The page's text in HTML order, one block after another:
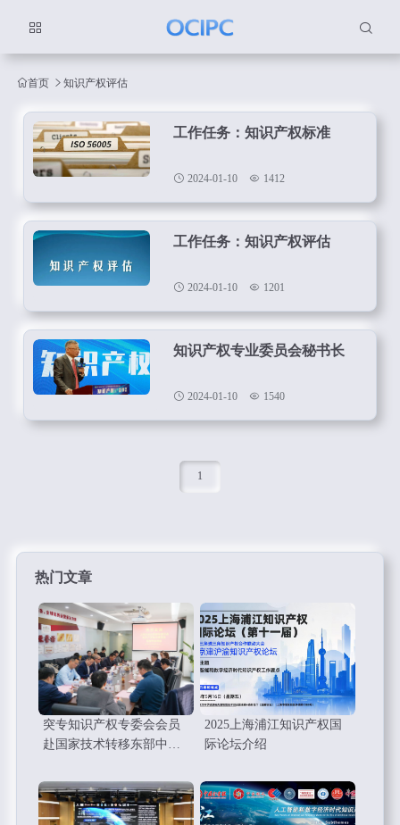
首页 知识产权评估
工作任务：知识产权标准
2024-01-10 1412
工作任务：知识产权评估
2024-01-10 1201
知识产权专业委员会秘书长
2024-01-10 1540
1
热门文章
突专知识产权专委会会员
赴国家技术转移东部中心
2025上海浦江知识产权国
际论坛介绍